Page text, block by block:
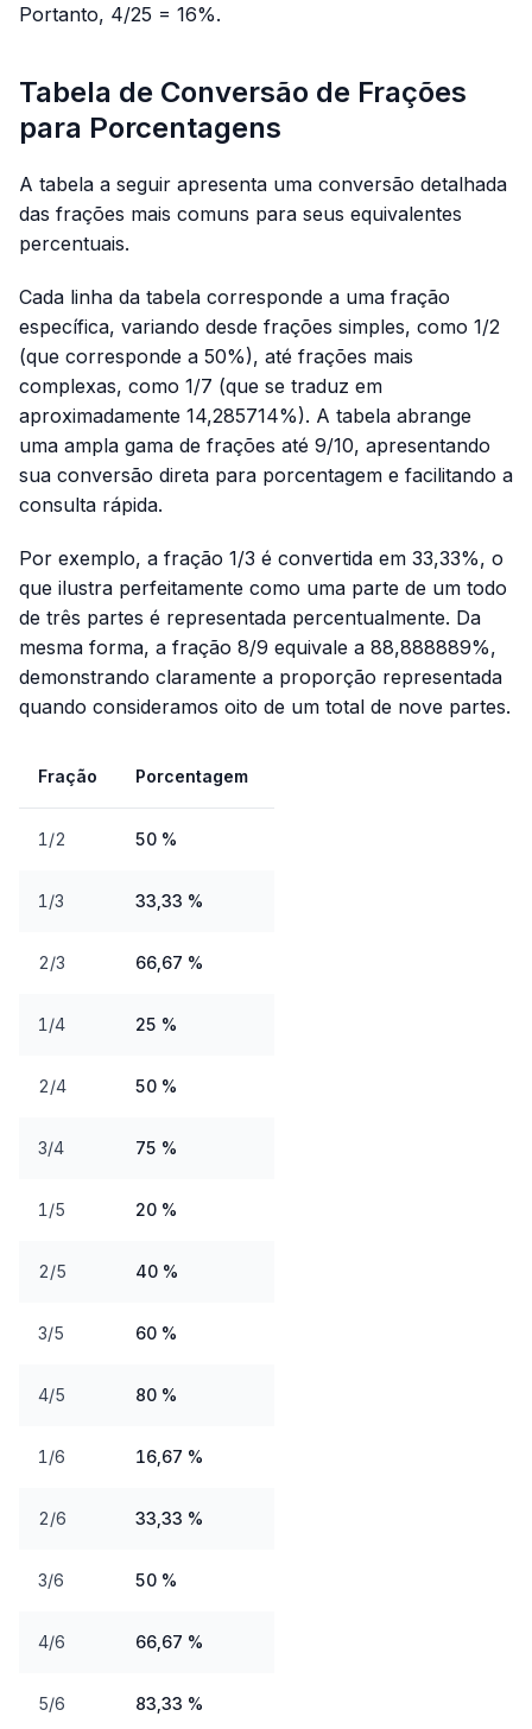
Portanto, 4/25 = 16%.
Tabela de Conversão de Frações
para Porcentagens
A tabela a seguir apresenta uma conversão detalhada
das frações mais comuns para seus equivalentes
percentuais.
Cada linha da tabela corresponde a uma fração
específica, variando desde frações simples, como 1/2
(que corresponde a 50%), até frações mais
complexas, como 1/7 (que se traduz em
aproximadamente 14,285714%). A tabela abrange
uma ampla gama de frações até 9/10, apresentando
sua conversão direta para porcentagem e facilitando a
consulta rápida.
Por exemplo, a fração 1/3 é convertida em 33,33%, o
que ilustra perfeitamente como uma parte de um todo
de três partes é representada percentualmente. Da
mesma forma, a fração 8/9 equivale a 88,888889%,
demonstrando claramente a proporção representada
quando consideramos oito de um total de nove partes.
Fração Porcentagem
1/2 50 %
1/3 33,33 %
2/3 66,67 %
1/4 25 %
2/4 50 %
3/4 75 %
1/5 20 %
2/5 40 %
3/5 60 %
4/5 80 %
1/6 16,67 %
2/6 33,33 %
3/6 50 %
4/6 66,67 %
5/6 83,33 %